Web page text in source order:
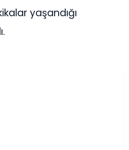
yaşandığı